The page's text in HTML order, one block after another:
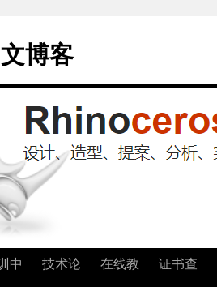
博客
中 技术论 在线教 证书查